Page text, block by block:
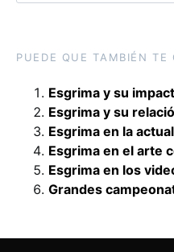
PUEDE QUE TAMBIÉN TE
Esgrima y su
Esgrima y su
Esgrima en la
Esgrima en el arte
Esgrima en los
Grandes